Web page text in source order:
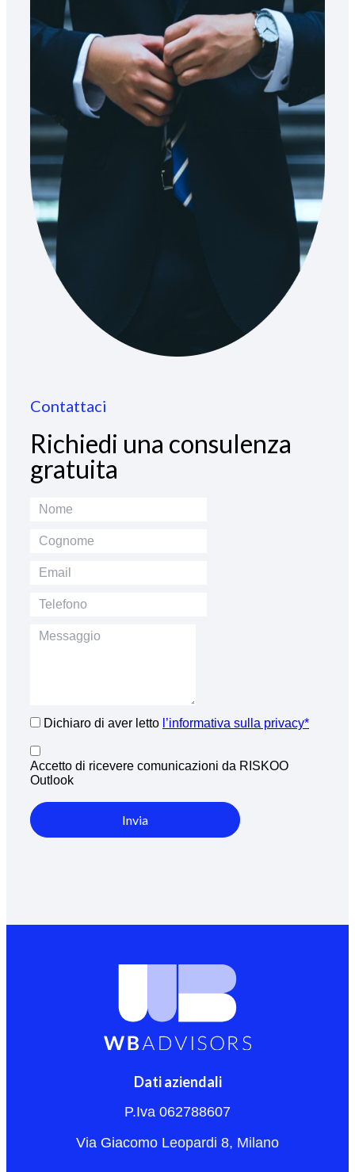
Contattaci
Richiedi una consulenza
gratuita
Dichiaro di aver letto l’informativa sulla privacy*
Accetto di ricevere comunicazioni da RISKOO
Outlook
Invia
Dati aziendali
P.Iva 062788607
Via Giacomo Leopardi 8, Milano